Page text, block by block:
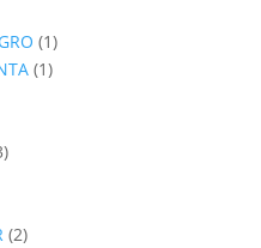
11
producto
11
3
22